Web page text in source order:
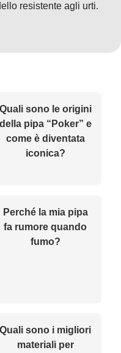
resistente agli urti.
Quali sono le origini
della pipa “Poker” e
come è diventata
iconica?
Perché la mia pipa
fa rumore quando
fumo?
Quali sono i migliori
materiali per